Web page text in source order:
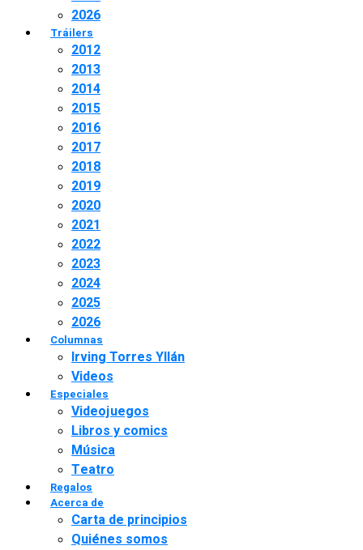
2026
Tráilers
2012
2013
2014
2015
2016
2017
2018
2019
2020
2021
2022
2023
2024
2025
2026
Columnas
Irving Torres Yllán
Videos
Especiales
Videojuegos
Libros y comics
Música
Teatro
Regalos
Acerca de
Carta de principios
Quiénes somos